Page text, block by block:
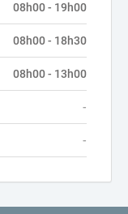
08h00 - 19h00
08h00 - 18h30
08h00 - 13h00
-
-